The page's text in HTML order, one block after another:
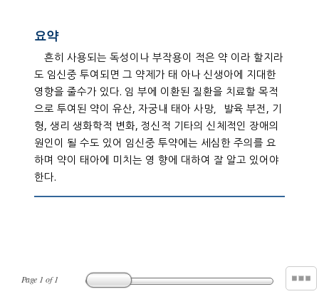
Page 1 of1
요약
흔히 사용되는 독성이나 부작용이 적은 약 이라 할지라
도 임신중 투여되면 그 약제가 태 아나 신생아에 지대한
영향을 줄수가 있다. 임 부에 이환된 질환을 치료할 목적
으로 투여된 약이 유산, 자궁내 태아 사망，발육 부전, 기
형, 생리 생화학적 변화, 정신적 기타의 신체적인 장애의
원인이 될 수도 있어 임신중 투약에는 세심한 주의를 요
하며 약이 태아에 미치는 영 향에 대하여 잘 알고 있어야
한다.